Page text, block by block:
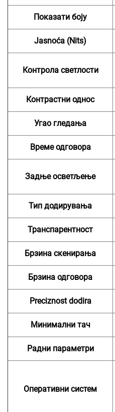
Показати боју
Jasnoća (Nits)
Контрола светлости
Контрастни однос
Угао гледања
Време одговора
Задње осветљење
Тип додирувања
Транспарентност
Брзина скенирања
Брзина одговора
Preciznost dodira
Минимални тач
Радни параметри
Оперативни систем